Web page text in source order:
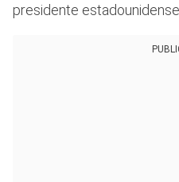
presidente